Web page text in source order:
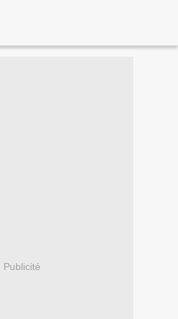
Publicité